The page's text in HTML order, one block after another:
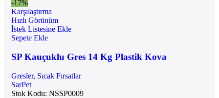
-17%
Karşılaştırma
Hızlı Görünüm
İstek Listesine Ekle
Sepete Ekle
SP Kauçuklu Gres 14 Kg Plastik Kova
Gresler, Sıcak Fırsatlar
SarPet
Stok Kodu: NSSP0009